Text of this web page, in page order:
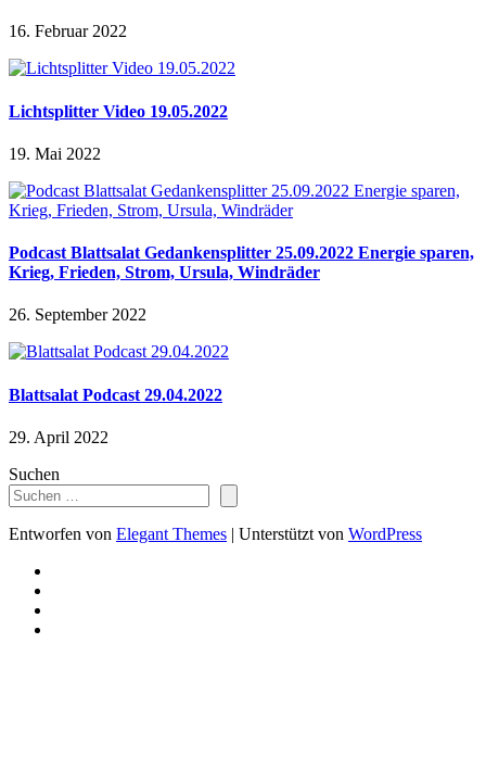
16. Februar 2022
Lichtsplitter Video 19.05.2022
19. Mai 2022
Podcast Blattsalat Gedankensplitter 25.09.2022 Energie sparen,
Krieg, Frieden, Strom, Ursula, Windräder
26. September 2022
Blattsalat Podcast 29.04.2022
29. April 2022
Suchen
Entworfen von Elegant Themes | Unterstützt von WordPress